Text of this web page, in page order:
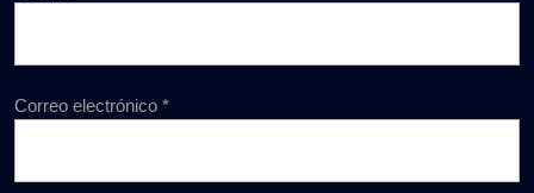
Correo electrónico *